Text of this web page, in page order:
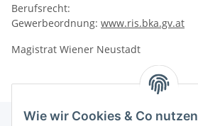
Wie wir Cookies & Co nutzen
Berufsrecht:
Gewerbeordnung: www.ris.bka.gv.at
Magistrat Wiener Neustadt